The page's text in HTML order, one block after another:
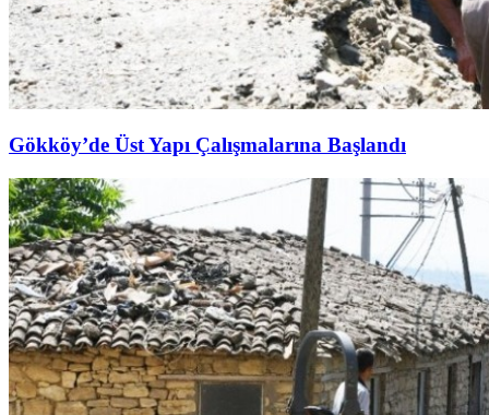
Gökköy’de Üst Yapı Çalışmalarına Başlandı